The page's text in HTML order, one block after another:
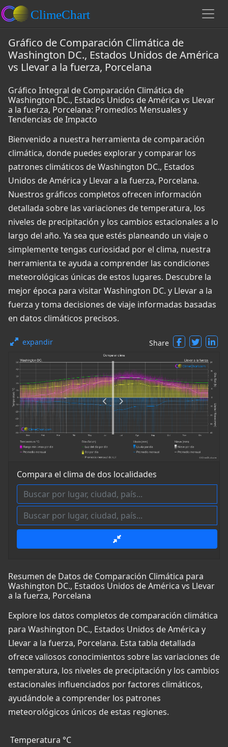
Gráfico de Comparación Climática de
Washington DC., Estados Unidos de América
vs Llevar a la fuerza, Porcelana
Gráfico Integral de Comparación Climática de
Washington DC., Estados Unidos de América vs Llevar
a la fuerza, Porcelana: Promedios Mensuales y
Tendencias de Impacto
Bienvenido a nuestra herramienta de comparación
climática, donde puedes explorar y comparar los
patrones climáticos de Washington DC., Estados
Unidos de América y Llevar a la fuerza, Porcelana.
Nuestros gráficos completos ofrecen información
detallada sobre las variaciones de temperatura, los
niveles de precipitación y los cambios estacionales a lo
largo del año. Ya sea que estés planeando un viaje o
simplemente tengas curiosidad por el clima, nuestra
herramienta te ayuda a comprender las condiciones
meteorológicas únicas de estos lugares. Descubre la
mejor época para visitar Washington DC. y Llevar a la
fuerza y toma decisiones de viaje informadas basadas
en datos climáticos precisos.
expandir Share
Compara el clima de dos localidades
Resumen de Datos de Comparación Climática para
Washington DC., Estados Unidos de América vs Llevar
a la fuerza, Porcelana
Explore los datos completos de comparación climática
para Washington DC., Estados Unidos de América y
Llevar a la fuerza, Porcelana. Esta tabla detallada
ofrece valiosos conocimientos sobre las variaciones de
temperatura, los niveles de precipitación y los cambios
estacionales influenciados por factores climáticos,
ayudándole a comprender los patrones
meteorológicos únicos de estas regiones.
Temperatura °C